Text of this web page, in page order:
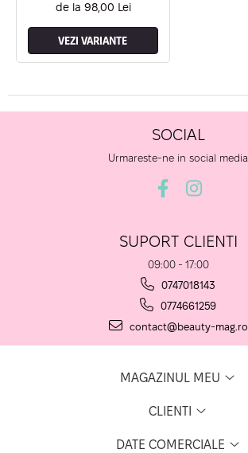
de la 98,00 Lei
VEZI VARIANTE
SOCIAL
Urmareste-ne in social media
SUPORT CLIENTI
09:00 - 17:00
0747018143
0774661259
contact@beauty-mag.ro
MAGAZINUL MEU
CLIENTI
DATE COMERCIALE